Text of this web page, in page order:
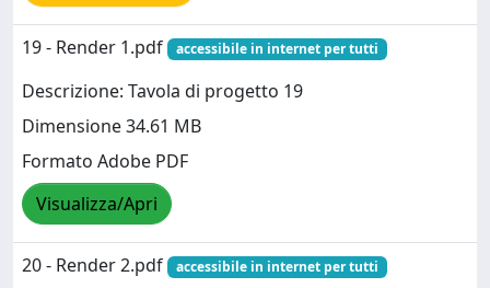
19 - Render 1.pdf accessibile in internet per tutti
Descrizione: Tavola di progetto 19
Dimensione 34.61 MB
Formato Adobe PDF
Visualizza/Apri
20 - Render 2.pdf accessibile in internet per tutti